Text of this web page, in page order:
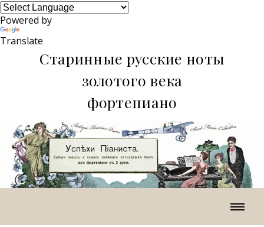
Powered by
Translate
Старинные русские ноты
золотого века
фортепиано